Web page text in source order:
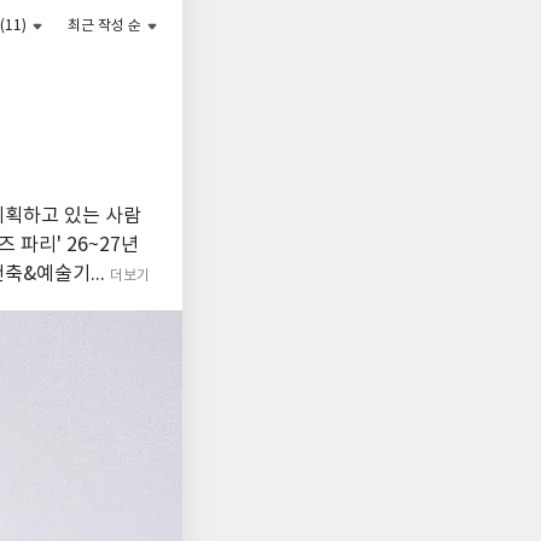
최근 작성 순
하고 있는 사람
파리' 26~27년
&예술기... 더보기